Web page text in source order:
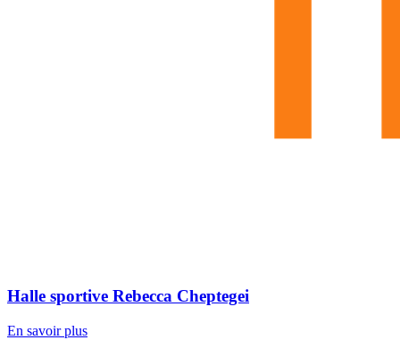
Halle sportive Rebecca Cheptegei
En savoir plus